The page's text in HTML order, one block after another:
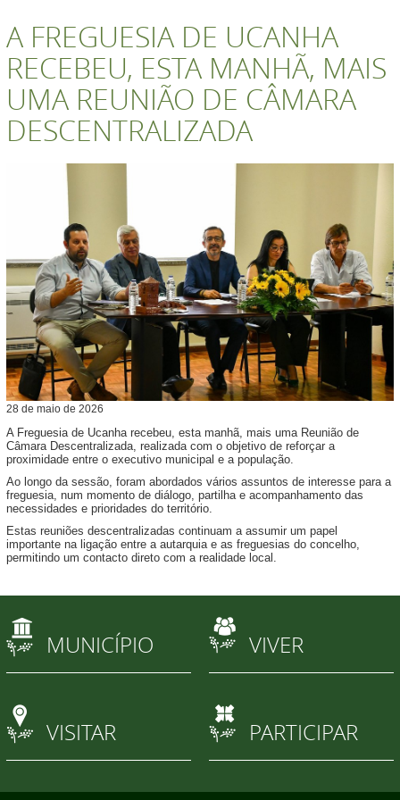
A FREGUESIA DE UCANHA
RECEBEU, ESTA MANHÃ, MAIS
UMA REUNIÃO DE CÂMARA
DESCENTRALIZADA
28 de maio de 2026
A Freguesia de Ucanha recebeu, esta manhã, mais uma Reunião de
Câmara Descentralizada, realizada com o objetivo de reforçar a
proximidade entre o executivo municipal e a população.
Ao longo da sessão, foram abordados vários assuntos de interesse para a
freguesia, num momento de diálogo, partilha e acompanhamento das
necessidades e prioridades do território.
Estas reuniões descentralizadas continuam a assumir um papel
importante na ligação entre a autarquia e as freguesias do concelho,
permitindo um contacto direto com a realidade local.
MUNICÍPIO VIVER
VISITAR PARTICIPAR